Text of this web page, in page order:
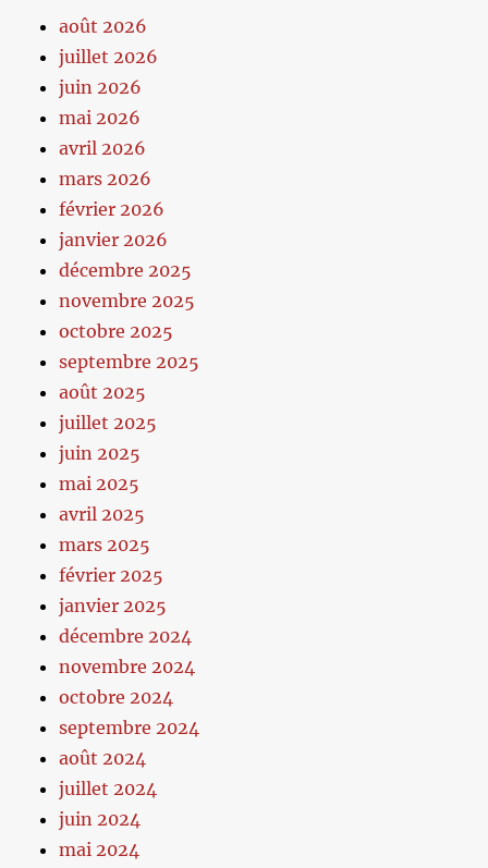
août 2026
juillet 2026
juin 2026
mai 2026
avril 2026
mars 2026
février 2026
janvier 2026
décembre 2025
novembre 2025
octobre 2025
septembre 2025
août 2025
juillet 2025
juin 2025
mai 2025
avril 2025
mars 2025
février 2025
janvier 2025
décembre 2024
novembre 2024
octobre 2024
septembre 2024
août 2024
juillet 2024
juin 2024
mai 2024